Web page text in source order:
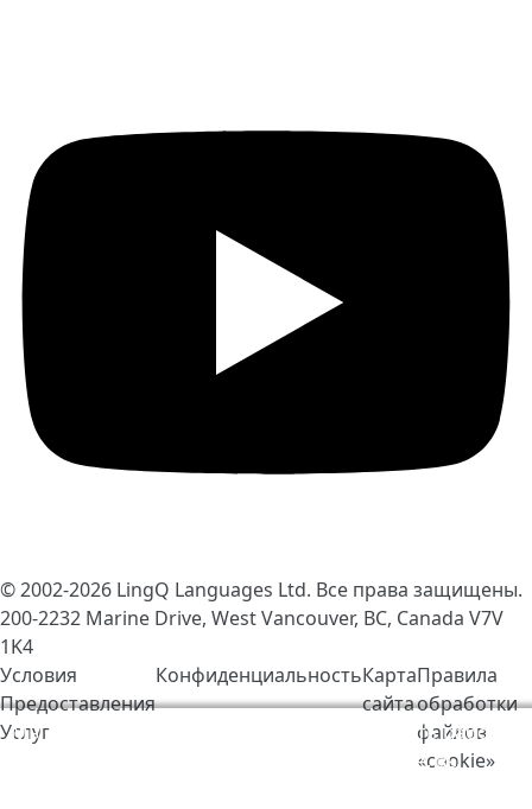
Мы используем cookie-файлы, чтобы сделать работу
LingQ лучше. Находясь на нашем сайте, вы
© 2002-2026 LingQ Languages Ltd. Все права защищены.
200-2232 Marine Drive, West Vancouver, BC, Canada V7V
1K4
Условия
Предоставления
Услуг
КонфиденциальностьКарта
сайта
Правила
обработки
файлов
«cookie»